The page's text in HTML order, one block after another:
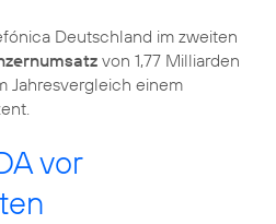
Deutschland im zweiten
von 1,77 Milliarden
Jahresvergleich einem
vor